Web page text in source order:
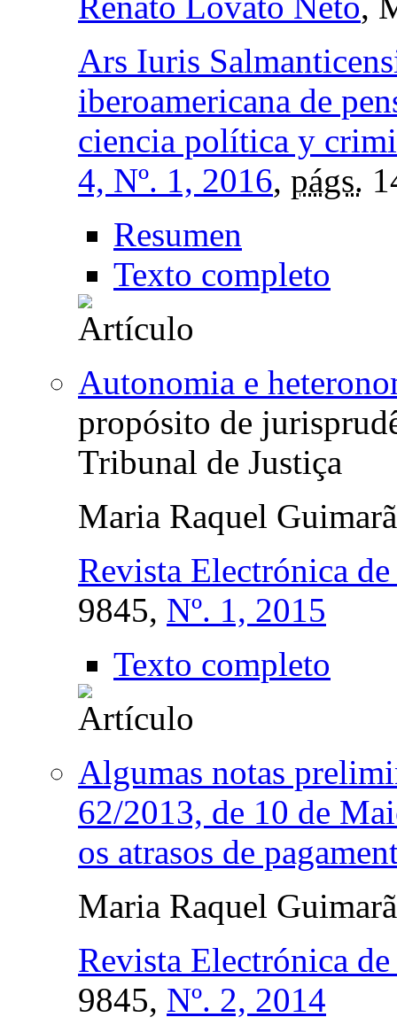
Ars Iuris
iberoamericana de
ciencia política y
4, Nº. 1, 2016, págs.
Resumen
Texto completo
Autonomia e
propósito de
Tribunal de Justiça
Maria Raquel
Revista Electrónica
9845, Nº. 1, 2015
Texto completo
Algumas notas
62/2013, de 10 de
os atrasos de
Maria Raquel
Revista Electrónica
9845, Nº. 2, 2014